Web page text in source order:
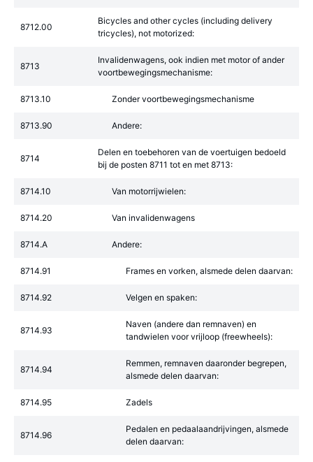
8712.00
Bicycles and other cycles (including delivery
tricycles), not motorized:
8713
Invalidenwagens, ook indien met motor of ander
voortbewegingsmechanisme:
8713.10 Zonder voortbewegingsmechanisme
8713.90 Andere:
8714
Delen en toebehoren van de voertuigen bedoeld
bij de posten 8711 tot en met 8713:
8714.10 Van motorrijwielen:
8714.20 Van invalidenwagens
8714.A Andere:
8714.91 Frames en vorken, alsmede delen daarvan:
8714.92 Velgen en spaken:
8714.93
Naven (andere dan remnaven) en
tandwielen voor vrijloop (freewheels):
8714.94
Remmen, remnaven daaronder begrepen,
alsmede delen daarvan:
8714.95 Zadels
8714.96
Pedalen en pedaalaandrijvingen, alsmede
delen daarvan: